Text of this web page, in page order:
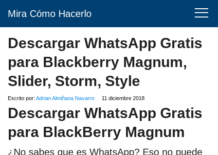
Mira Cómo Hacerlo
Descargar WhatsApp Gratis
para Blackberry Magnum,
Slider, Storm, Style
Escrito por: Adrian Almiñana Navarro 11 diciembre 2018
Descargar WhatsApp Gratis
para BlackBerry Magnum
¿No sabes que es WhatsApp? Eso no puede